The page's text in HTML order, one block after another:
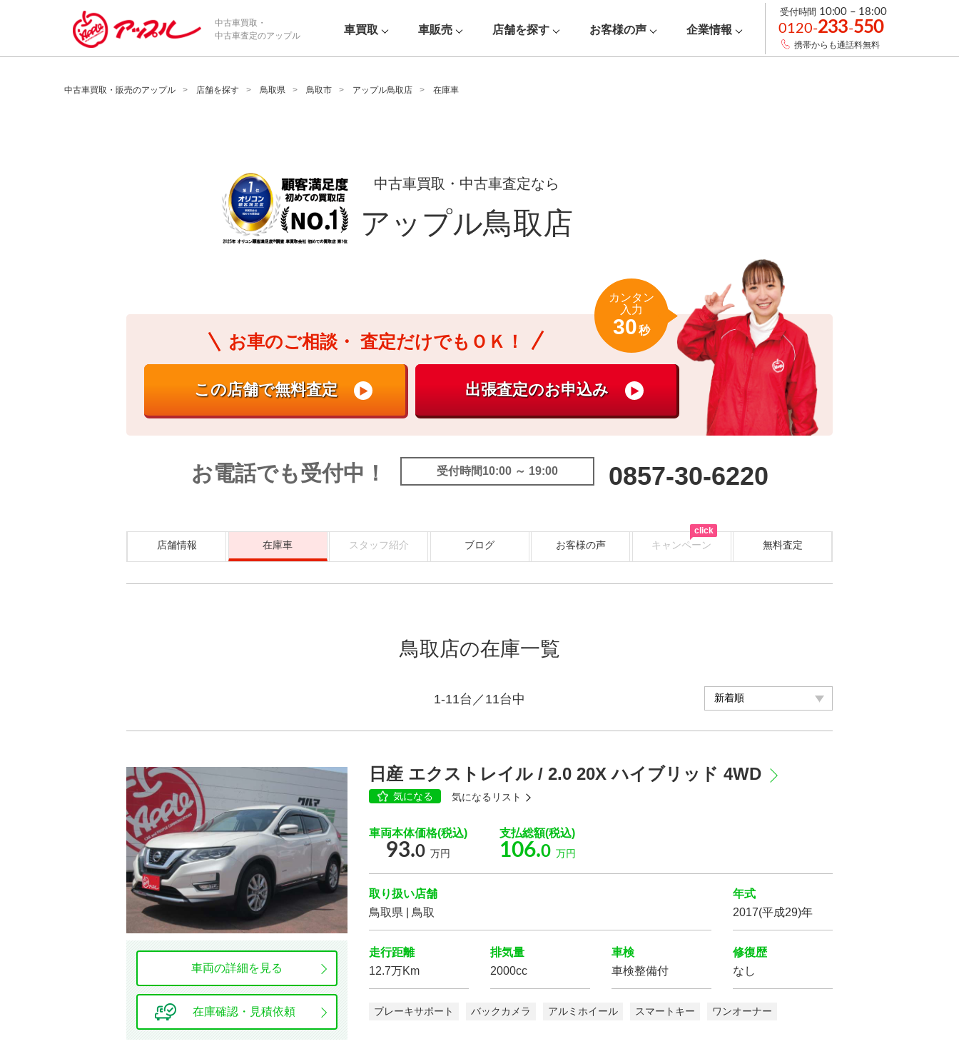
/*ABテスト_新規査定フォームの為のCVボタン*/
中古車買取・
中古車査定のアップル
車買取 車販売 店舗を探す お客様の声 企業情報
受付時間 10:00 – 18:00
0120-233-550
携帯からも通話料無料
中古車買取・販売のアップル 店舗を探す 鳥取県 鳥取市 アップル鳥取店 在庫車
中古車買取・中古車査定なら
アップル鳥取店
お車のご相談・ 査定だけでもＯＫ！
カンタン
入力
30秒
お電話でも受付中！ 受付時間10:00 ～ 19:00 0857-30-6220
店舗情報 在庫車 スタッフ紹介 ブログ お客様の声 キャンペーン 無料査定
click
鳥取店の在庫一覧
1-11台／11台中
車種
年式 車体の色
価格
車検の残り 排気量
日産 エクストレイル / 2.0 20X ハイブリッド 4WD
気になる 気になるリスト
車両本体価格(税込)
93.0 万円
支払総額(税込)
106.0 万円
取り扱い店舗
鳥取県 | 鳥取
年式
2017(平成29)年
走行距離
12.7万Km
排気量
2000cc
車検
車検整備付
修復歴
なし
ブレーキサポート バックカメラ アルミホイール スマートキー ワンオーナー
車両の詳細を見る
在庫確認・見積依頼